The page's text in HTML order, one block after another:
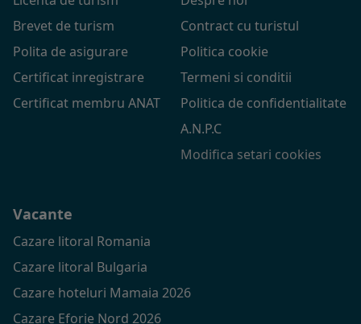
Brevet de turism
Polita de asigurare
Certificat inregistrare
Certificat membru ANAT
Contract cu turistul
Politica cookie
Termeni si conditii
Politica de confidentialitate
A.N.P.C
Modifica setari cookies
Vacante
Cazare litoral Romania
Cazare litoral Bulgaria
Cazare hoteluri Mamaia 2026
Cazare Eforie Nord 2026